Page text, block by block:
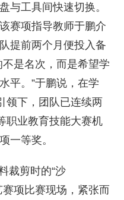
与工具间快速切换。
赛项指导教师于鹏介
提前两个月便投入备
是名次，而是希望学
平。”于鹏说，在学
领下，团队已连续两
职业教育技能大赛机
一等奖。
剪时的“沙
项比赛现场，紧张而